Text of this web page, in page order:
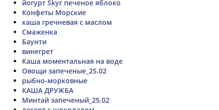
йогурт Skyr печеное яблоко
Конфеты Морские
каша гречневая с маслом
Смаженка
Баунти
винегрет
Каша моментальная на воде
Овощи запеченые_25.02
рыбно-морковные
КАША ДРУЖБА
Минтай запеченый_25.02